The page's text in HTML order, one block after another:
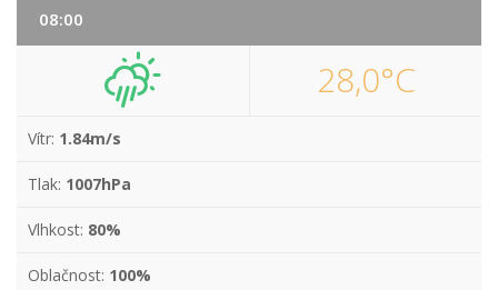
08:00
28,0°C
Vítr: 1.84m/s
Tlak: 1007hPa
Vlhkost: 80%
Oblačnost: 100%